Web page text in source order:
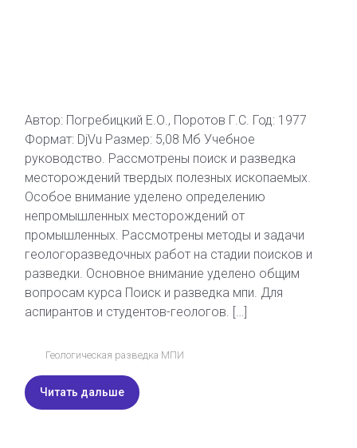
Автор: Погребицкий Е.О., Поротов Г.С. Год: 1977
Формат: DjVu Размер: 5,08 Мб Учебное
руководство. Рассмотрены поиск и разведка
месторождений твердых полезных ископаемых.
Особое внимание уделено определению
непромышленных месторождений от
промышленных. Рассмотрены методы и задачи
геологоразведочных работ на стадии поисков и
разведки. Основное внимание уделено общим
вопросам курса Поиск и разведка мпи. Для
аспирантов и студентов-геологов. […]
Геологическая разведка МПИ
Читать дальше